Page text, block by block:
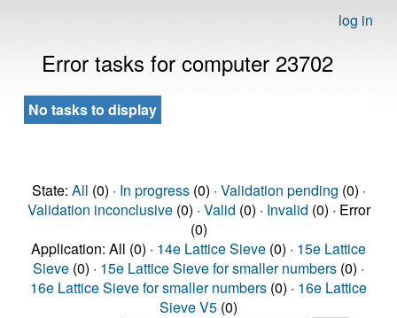
log in
Error tasks for computer 23702
No tasks to display
State: All (0) · In progress(0) · Validation pending (0) ·
Validation inconclusive(0) · Valid (0) · Invalid (0) · Error
(0)
Application: All (0) · 14e Lattice Sieve (0) · 15e Lattice
Sieve (0) · 15e Lattice Sieve for smaller numbers (0) ·
16e Lattice Sieve for smaller numbers (0) · 16e Lattice
Sieve V5 (0)